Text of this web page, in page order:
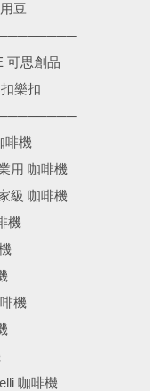
豆
可思創品
樂扣
啡機
用 咖啡機
級 咖啡機
機
機
咖啡機